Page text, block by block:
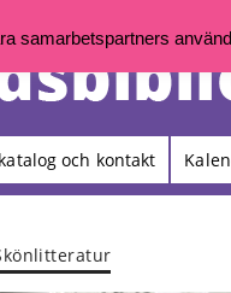
och kontakt
samarbetspartners